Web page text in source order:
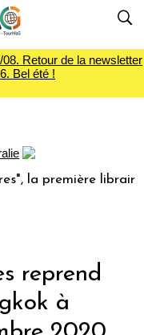
Retour de la newsletter
Bel été !
librairie du
reprend
à